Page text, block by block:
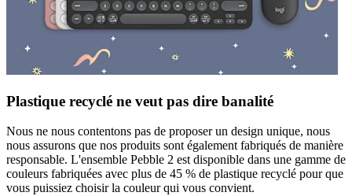
Plastique recyclé ne veut pas dire banalité
Nous ne nous contentons pas de proposer un design unique, nous
nous assurons que nos produits sont également fabriqués de manière
responsable. L'ensemble Pebble 2 est disponible dans une gamme de
couleurs fabriquées avec plus de 45 % de plastique recyclé pour que
vous puissiez choisir la couleur qui vous convient.